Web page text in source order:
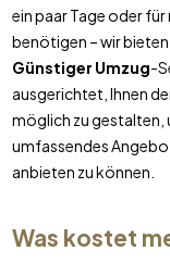
ein paar Tage oder
benötigen – wir
Günstiger Umzug-
ausgerichtet, Ihnen
möglich zu gestalten,
umfassendes
anbieten zu können.
Was kostet